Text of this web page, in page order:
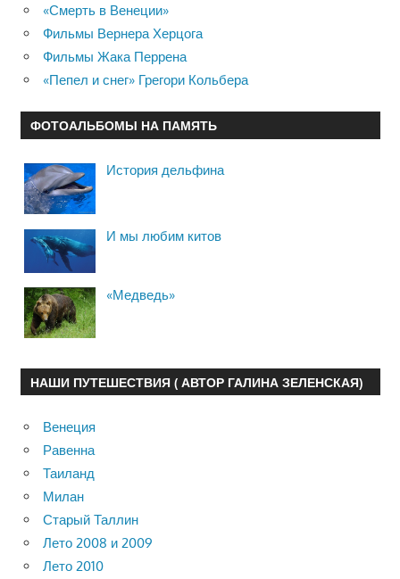
«Смерть в Венеции»
Фильмы Вернера Херцога
Фильмы Жака Перрена
«Пепел и снег» Грегори Кольбера
ФОТОАЛЬБОМЫ НА ПАМЯТЬ
История дельфина
И мы любим китов
«Медведь»
НАШИ ПУТЕШЕСТВИЯ ( АВТОР ГАЛИНА ЗЕЛЕНСКАЯ)
Венеция
Равенна
Таиланд
Милан
Старый Таллин
Лето 2008 и 2009
Лето 2010